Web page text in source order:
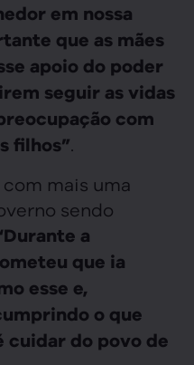
em nossa
que as mães
apoio do poder
seguir as vidas
com
filhos”.
mais uma
sendo
a
que ia
esse e,
o que
cuidar do povo de